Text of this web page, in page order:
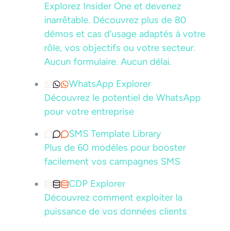
Explorez Insider One et devenez
inarrêtable. Découvrez plus de 80
démos et cas d’usage adaptés à votre
rôle, vos objectifs ou votre secteur.
Aucun formulaire. Aucun délai.
WhatsApp Explorer
Découvrez le potentiel de WhatsApp
pour votre entreprise
SMS Template Library
Plus de 60 modèles pour booster
facilement vos campagnes SMS
CDP Explorer
Découvrez comment exploiter la
puissance de vos données clients